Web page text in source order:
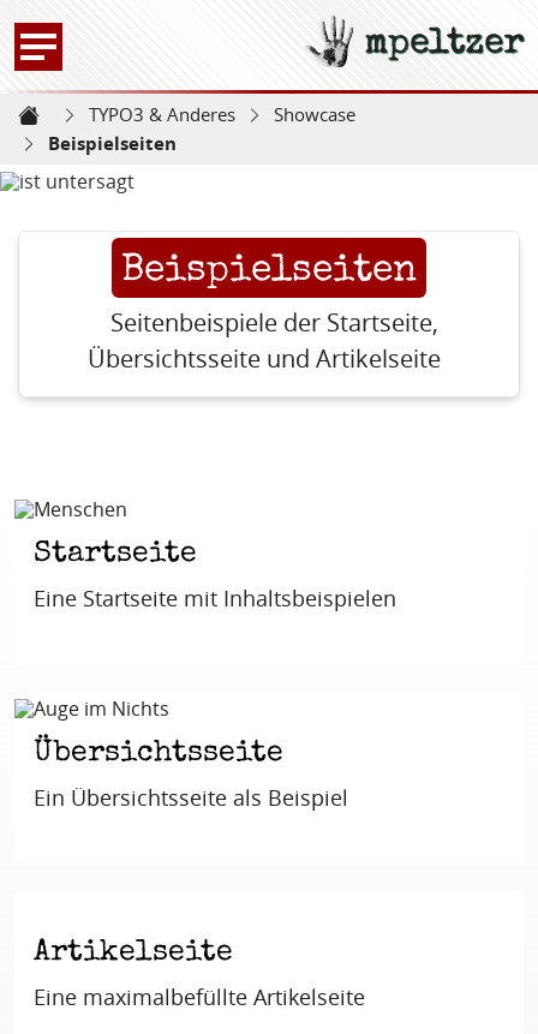
Zur Startseite -
mpeltzer
Startseite
TYPO3 & Anderes Showcase
Beispielseiten
Beispielseiten
Seitenbeispiele der Startseite,
Übersichtsseite und Artikelseite
Startseite
Eine Startseite mit Inhaltsbeispielen
Übersichtsseite
Ein Übersichtsseite als Beispiel
Artikelseite
Eine maximalbefüllte Artikelseite